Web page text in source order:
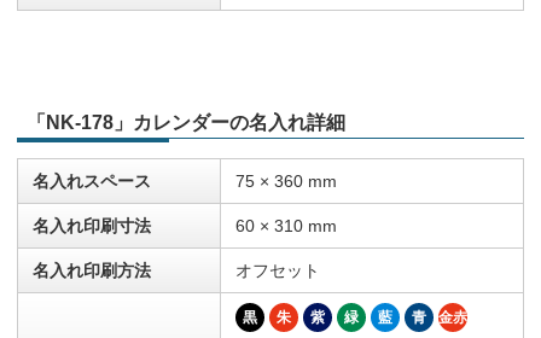
「NK-178」カレンダーの名入れ詳細
名入れスペース 75 × 360 mm
名入れ印刷寸法 60 × 310 mm
名入れ印刷方法 オフセット
黒 朱 紫 緑 藍 青
金赤